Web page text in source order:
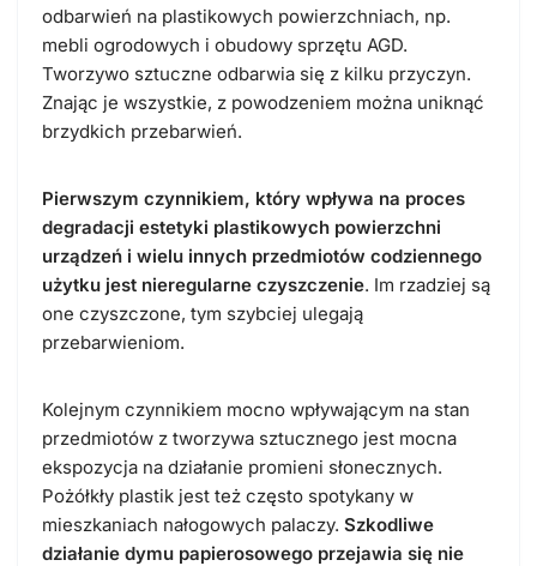
odbarwień na plastikowych powierzchniach, np.
mebli ogrodowych i obudowy sprzętu AGD.
Tworzywo sztuczne odbarwia się z kilku przyczyn.
Znając je wszystkie, z powodzeniem można uniknąć
brzydkich przebarwień.
Pierwszym czynnikiem, który wpływa na proces
degradacji estetyki plastikowych powierzchni
urządzeń i wielu innych przedmiotów codziennego
użytku jest nieregularne czyszczenie. Im rzadziej są
one czyszczone, tym szybciej ulegają
przebarwieniom.
Kolejnym czynnikiem mocno wpływającym na stan
przedmiotów z tworzywa sztucznego jest mocna
ekspozycja na działanie promieni słonecznych.
Pożółkły plastik jest też często spotykany w
mieszkaniach nałogowych palaczy. Szkodliwe
działanie dymu papierosowego przejawia się nie